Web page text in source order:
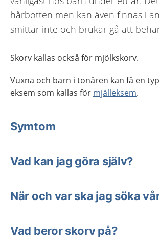
hårbotten men kan även finnas i
smittar inte och brukar gå att
Skorv kallas också för mjölkskorv.
Vuxna och barn i tonåren kan få en
eksem som kallas för mjälleksem.
Symtom
Vad kan jag göra själv?
När och var ska jag söka
Vad beror skorv på?